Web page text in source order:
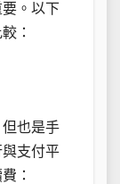
。以下
：
也是手
支付平
：